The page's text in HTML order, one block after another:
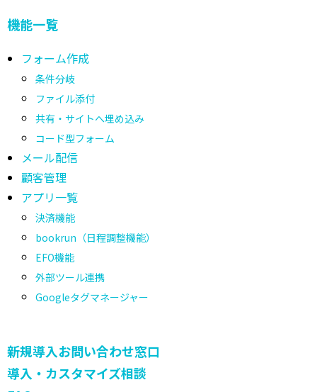
機能一覧
フォーム作成
条件分岐
ファイル添付
共有・サイトへ埋め込み
コード型フォーム
メール配信
顧客管理
アプリ一覧
決済機能
bookrun（日程調整機能）
EFO機能
外部ツール連携
Googleタグマネージャー
新規導入お問い合わせ窓口
導入・カスタマイズ相談